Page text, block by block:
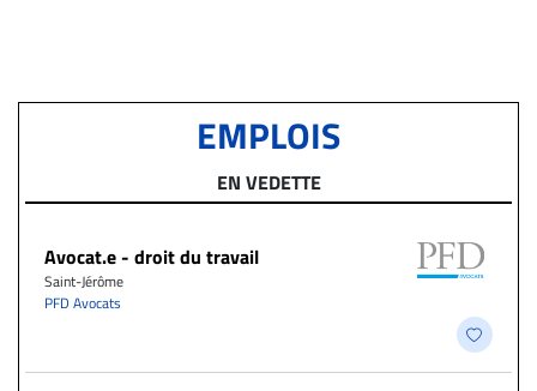
EMPLOIS
EN VEDETTE
Avocat.e - droit du travail
Saint-Jérôme
PFD Avocats